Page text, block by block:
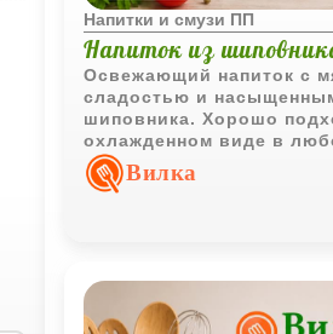
Напитки и смузи ПП
Напиток из
Освежающий напиток с
сладостью и
шиповника. Хорошо
охлажденном виде в
Вилка